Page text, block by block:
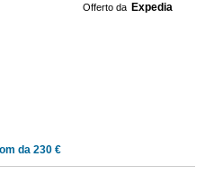
Offerto da Expedia
da 230 €